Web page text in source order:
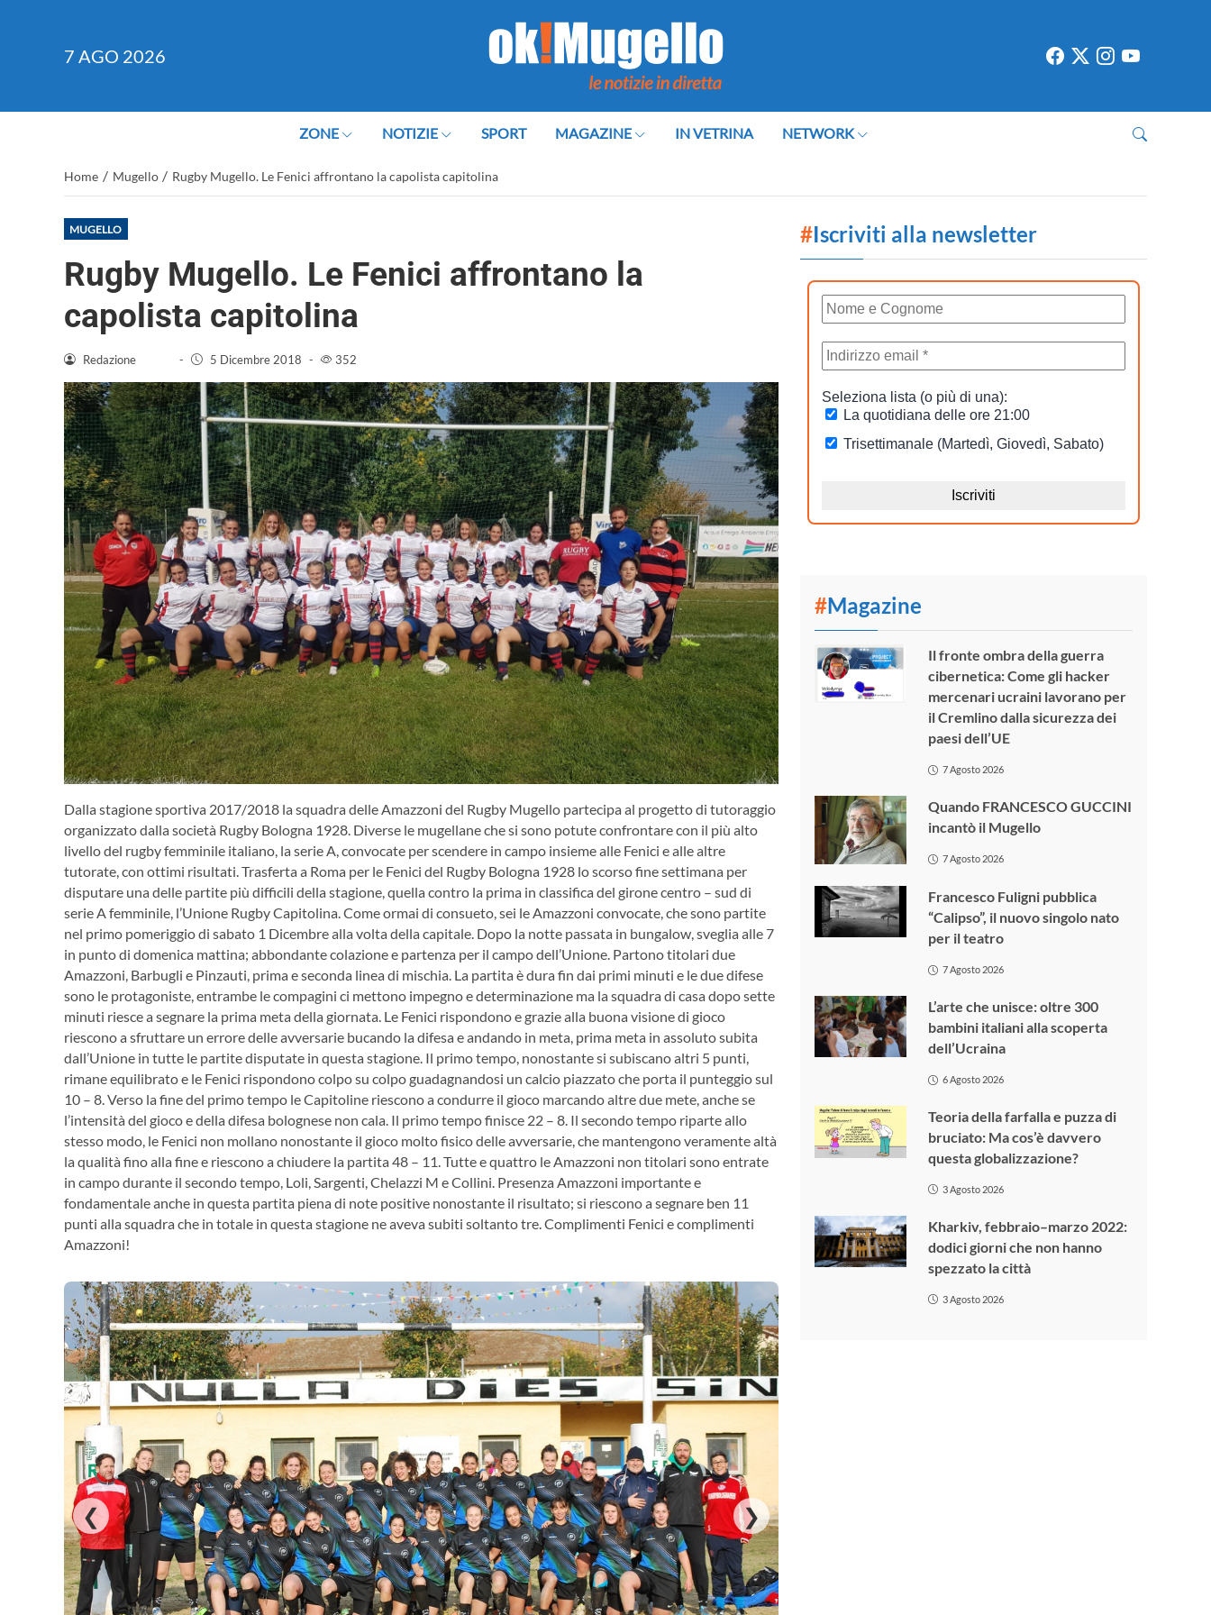
7 AGO 2026
ZONE NOTIZIE SPORT MAGAZINE IN VETRINA NETWORK
Home / Mugello / Rugby Mugello. Le Fenici affrontano la capolista capitolina
MUGELLO
Rugby Mugello. Le Fenici affrontano la
capolista capitolina
Redazione - 5 Dicembre 2018 - 352
Dalla stagione sportiva 2017/2018 la squadra delle Amazzoni del Rugby Mugello partecipa al progetto di tutoraggio
organizzato dalla società Rugby Bologna 1928. Diverse le mugellane che si sono potute confrontare con il più alto
livello del rugby femminile italiano, la serie A, convocate per scendere in campo insieme alle Fenici e alle altre
tutorate, con ottimi risultati.Trasferta a Roma per le Fenici del Rugby Bologna 1928 lo scorso fine settimana per
disputare una delle partite più difficili della stagione, quella contro la prima in classifica del girone centro – sud di
serie A femminile, l’Unione Rugby Capitolina. Come ormai di consueto, sei le Amazzoni convocate, che sono partite
nel primo pomeriggio di sabato 1 Dicembre alla volta della capitale. Dopo la notte passata in bungalow, sveglia alle 7
in punto di domenica mattina; abbondante colazione e partenza per il campo dell’Unione. Partono titolari due
Amazzoni, Barbugli e Pinzauti, prima e seconda linea di mischia. La partita è dura fin dai primi minuti e le due difese
sono le protagoniste, entrambe le compagini ci mettono impegno e determinazione ma la squadra di casa dopo sette
minuti riesce a segnare la prima meta della giornata. Le Fenici rispondono e grazie alla buona visione di gioco
riescono a sfruttare un errore delle avversarie bucando la difesa e andando in meta, prima meta in assoluto subita
dall’Unione in tutte le partite disputate in questa stagione. Il primo tempo, nonostante si subiscano altri 5 punti,
rimane equilibrato e le Fenici rispondono colpo su colpo guadagnandosi un calcio piazzato che porta il punteggio sul
10 – 8. Verso la fine del primo tempo le Capitoline riescono a condurre il gioco marcando altre due mete, anche se
l’intensità del gioco e della difesa bolognese non cala. Il primo tempo finisce 22 – 8. Il secondo tempo riparte allo
stesso modo, le Fenici non mollano nonostante il gioco molto fisico delle avversarie, che mantengono veramente altà
la qualità fino alla fine e riescono a chiudere la partita 48 – 11. Tutte e quattro le Amazzoni non titolari sono entrate
in campo durante il secondo tempo, Loli, Sargenti, Chelazzi M e Collini. Presenza Amazzoni importante e
fondamentale anche in questa partita piena di note positive nonostante il risultato; si riescono a segnare ben 11
punti alla squadra che in totale in questa stagione ne aveva subiti soltanto tre. Complimenti Fenici e complimenti
Amazzoni!
❮ ❯
#Iscriviti alla newsletter
#Magazine
Il fronte ombra della guerra
cibernetica: Come gli hacker
mercenari ucraini lavorano per
il Cremlino dalla sicurezza dei
paesi dell’UE
7 Agosto 2026
Quando FRANCESCO GUCCINI
incantò il Mugello
7 Agosto 2026
Francesco Fuligni pubblica
“Calipso”, il nuovo singolo nato
per il teatro
7 Agosto 2026
L’arte che unisce: oltre 300
bambini italiani alla scoperta
dell’Ucraina
6 Agosto 2026
Teoria della farfalla e puzza di
bruciato: Ma cos’è davvero
questa globalizzazione?
3 Agosto 2026
Kharkiv, febbraio–marzo 2022:
dodici giorni che non hanno
spezzato la città
3 Agosto 2026